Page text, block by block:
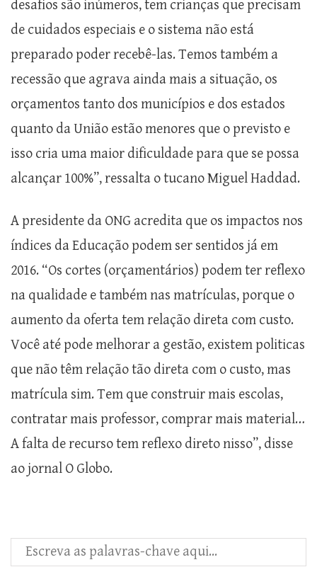
desafios são inúmeros, tem crianças que precisam
de cuidados especiais e o sistema não está
preparado poder recebê-las. Temos também a
recessão que agrava ainda mais a situação, os
orçamentos tanto dos municípios e dos estados
quanto da União estão menores que o previsto e
isso cria uma maior dificuldade para que se possa
alcançar 100%”, ressalta o tucano Miguel Haddad.
A presidente da ONG acredita que os impactos nos
índices da Educação podem ser sentidos já em
2016. “Os cortes (orçamentários) podem ter reflexo
na qualidade e também nas matrículas, porque o
aumento da oferta tem relação direta com custo.
Você até pode melhorar a gestão, existem politicas
que não têm relação tão direta com o custo, mas
matrícula sim. Tem que construir mais escolas,
contratar mais professor, comprar mais material…
A falta de recurso tem reflexo direto nisso”, disse
ao jornal O Globo.